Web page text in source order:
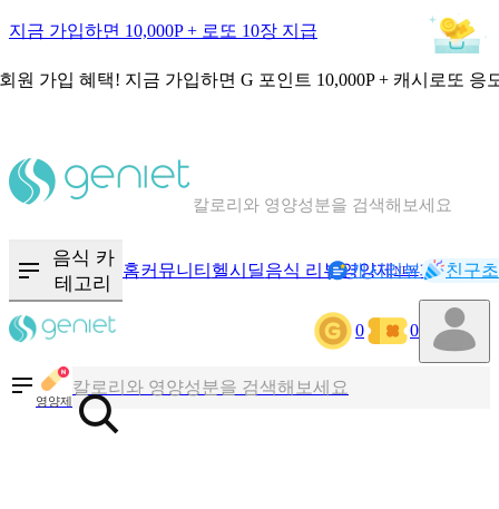
지금 가입하면 10,000P + 로또 10장 지급
원 가입 혜택! 지금 가입하면 G 포인트 10,000P + 캐시로또 응
칼로리와 영양성분을 검색해보세요
음식 카
테고리
홈커뮤니티 헬시딜음식 리뷰영양제NEW기록
캐시리뷰 친구
0 0
영양제
칼로리와 영양성분을 검색해보세요
혈당 · 다이어트 음식 검색해보세요